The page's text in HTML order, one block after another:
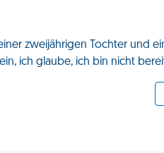
zweijährigen Tochter und
ich glaube, ich bin nicht